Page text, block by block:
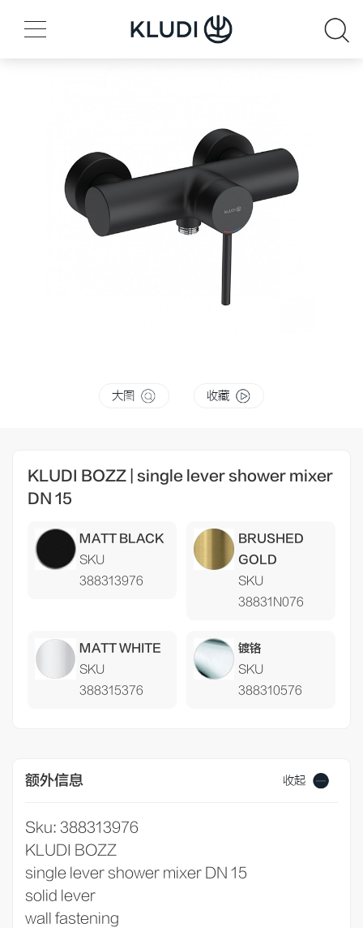
大图 收藏
KLUDI BOZZ | single lever shower mixer
DN 15
MATT BLACK
SKU
388313976
BRUSHED
GOLD
SKU
38831N076
MATT WHITE
SKU
388315376
镀铬
SKU
388310576
额外信息 收起
Sku: 388313976
KLUDI BOZZ
single lever shower mixer DN 15
solid lever
wall fastening